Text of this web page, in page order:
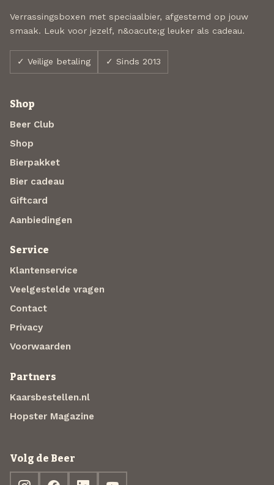
Verrassingsboxen met speciaalbier, afgestemd op jouw
smaak. Leuk voor jezelf, n&oacute;g leuker als cadeau.
✓ Veilige betaling ✓ Sinds 2013
Shop
Beer Club
Shop
Bierpakket
Bier cadeau
Giftcard
Aanbiedingen
Service
Klantenservice
Veelgestelde vragen
Contact
Privacy
Voorwaarden
Partners
Kaarsbestellen.nl
Hopster Magazine
Volg de Beer